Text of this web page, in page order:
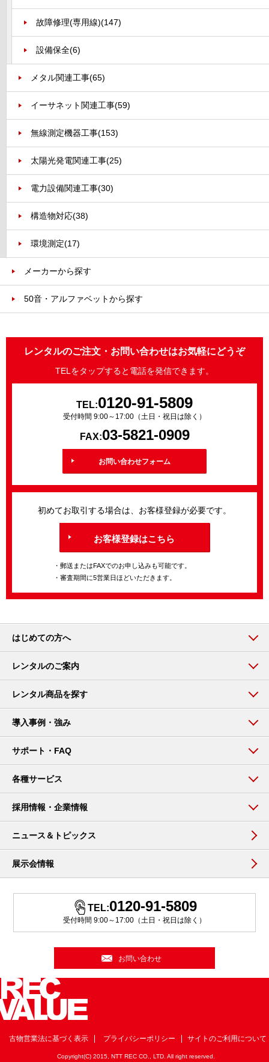
故障修理(専用線)(147)
設備保全(6)
メタル関連工事(65)
イーサネット関連工事(59)
無線測定機器工事(153)
太陽光発電関連工事(25)
電力設備関連工事(30)
構造物対応(38)
環境測定(17)
メーカーから探す
50音・アルファベットから探す
レンタルのご注文・お問い合わせはお気軽にどうぞ
TELをタップすると電話を発信できます。
TEL:0120-91-5809
受付時間 9:00～17:00（土日・祝日は除く）
FAX:03-5821-0909
お問い合わせフォーム
初めてお取引する場合は、お客様登録が必要です。
お客様登録はこちら
・郵送またはFAXでのお申し込みも可能です。
・審査期間に5営業日ほどいただきます。
はじめての方へ
レンタルのご案内
レンタル商品を探す
導入事例・強み
サポート・FAQ
各種サービス
採用情報・企業情報
ニュース＆トピックス
展示会情報
TEL:0120-91-5809
受付時間 9:00～17:00（土日・祝日は除く）
お問い合わせ
古物営業法に基づく表示 プライバシーポリシー サイトのご利用について
Copyright(C) 2015, NTT REC CO., LTD. All right reserved.